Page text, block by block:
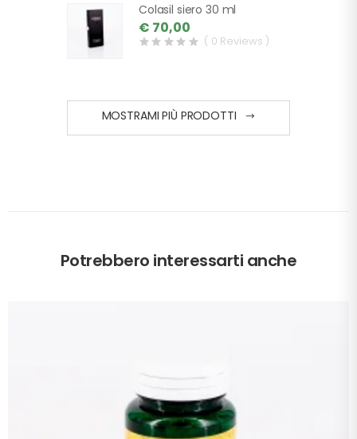
Colasil siero 30 ml
€ 70,00
( 0 Reviews )
MOSTRAMI PIÙ PRODOTTI
Potrebbero interessarti anche